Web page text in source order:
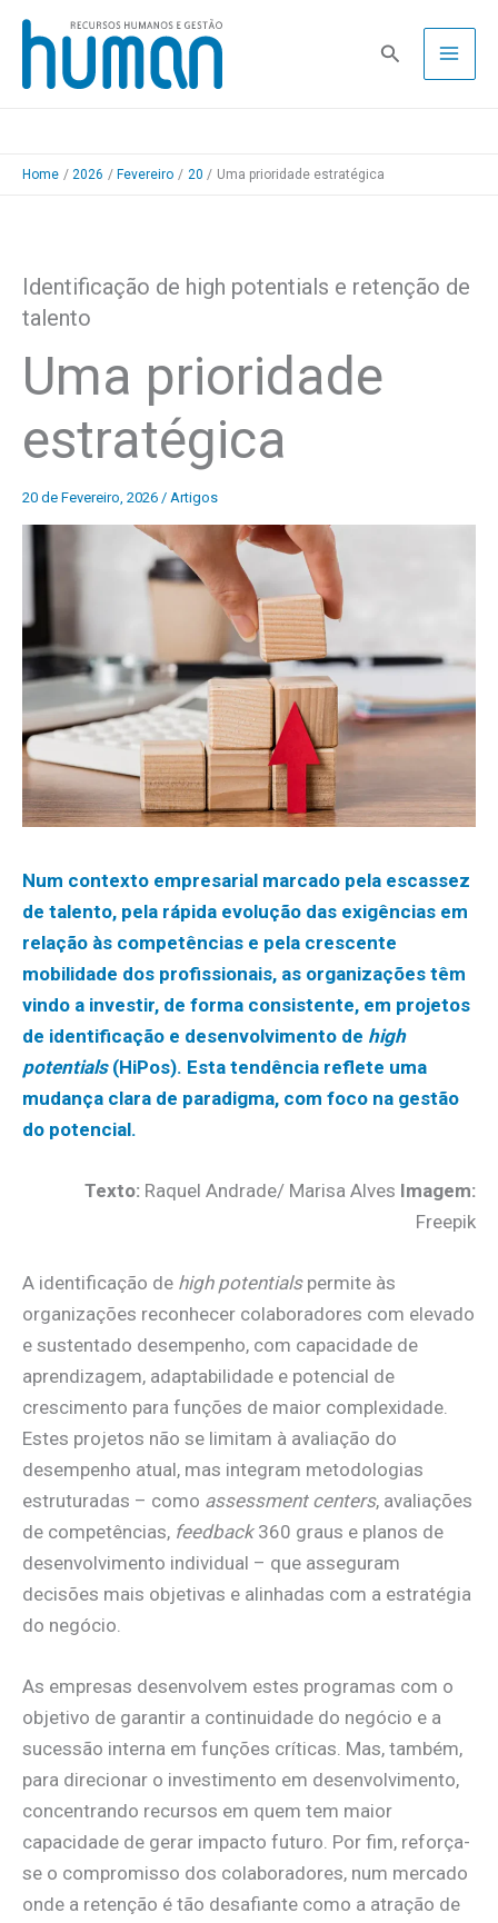
Skip
content
Pesquisa
Home 2026 Fevereiro 20 Uma prioridade estratégica
Identificação de high potentials e retenção de
talento
Uma prioridade
estratégica
20 de Fevereiro, 2026 / Artigos
Num contexto empresarial marcado pela escassez
de talento, pela rápida evolução das exigências em
relação às competências e pela crescente
mobilidade dos profissionais, as organizações têm
vindo a investir, de forma consistente, em projetos
de identificação e desenvolvimento de high
potentials(HiPos). Esta tendência reflete uma
mudança clara de paradigma, com foco na gestão
do potencial.
Texto: Raquel Andrade/ Marisa Alves Imagem:
Freepik
A identificação de high potentialspermite às
organizações reconhecer colaboradores com elevado
e sustentado desempenho, com capacidade de
aprendizagem, adaptabilidade e potencial de
crescimento para funções de maior complexidade.
Estes projetos não se limitam à avaliação do
desempenho atual, mas integram metodologias
estruturadas – como assessment centers, avaliações
de competências, feedback 360 graus e planos de
desenvolvimento individual – que asseguram
decisões mais objetivas e alinhadas com a estratégia
do negócio.
As empresas desenvolvem estes programas com o
objetivo de garantir a continuidade do negócio e a
sucessão interna em funções críticas. Mas, também,
para direcionar o investimento em desenvolvimento,
concentrando recursos em quem tem maior
capacidade de gerar impacto futuro. Por fim, reforça-
se o compromisso dos colaboradores, num mercado
onde a retenção é tão desafiante como a atração de